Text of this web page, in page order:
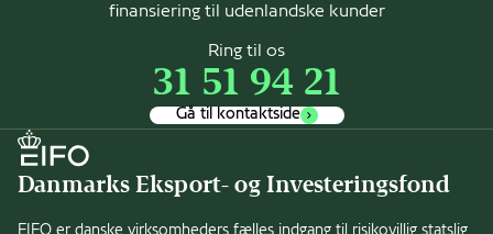
finansiering til udenlandske kunder
Ring til os
31 51 94 21
Gå til kontaktside
Danmarks Eksport- og Investeringsfond